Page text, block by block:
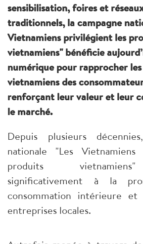
sensibilisation, foires et
traditionnels, la campagne
Vietnamiens privilégient les
vietnamiens" bénéficie
numérique pour rapprocher
vietnamiens des
renforçant leur valeur et leur
le marché.
Depuis plusieurs
nationale "Les
produits
significativement à la
consommation intérieure
entreprises locales.